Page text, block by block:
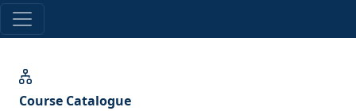
Course Catalogue